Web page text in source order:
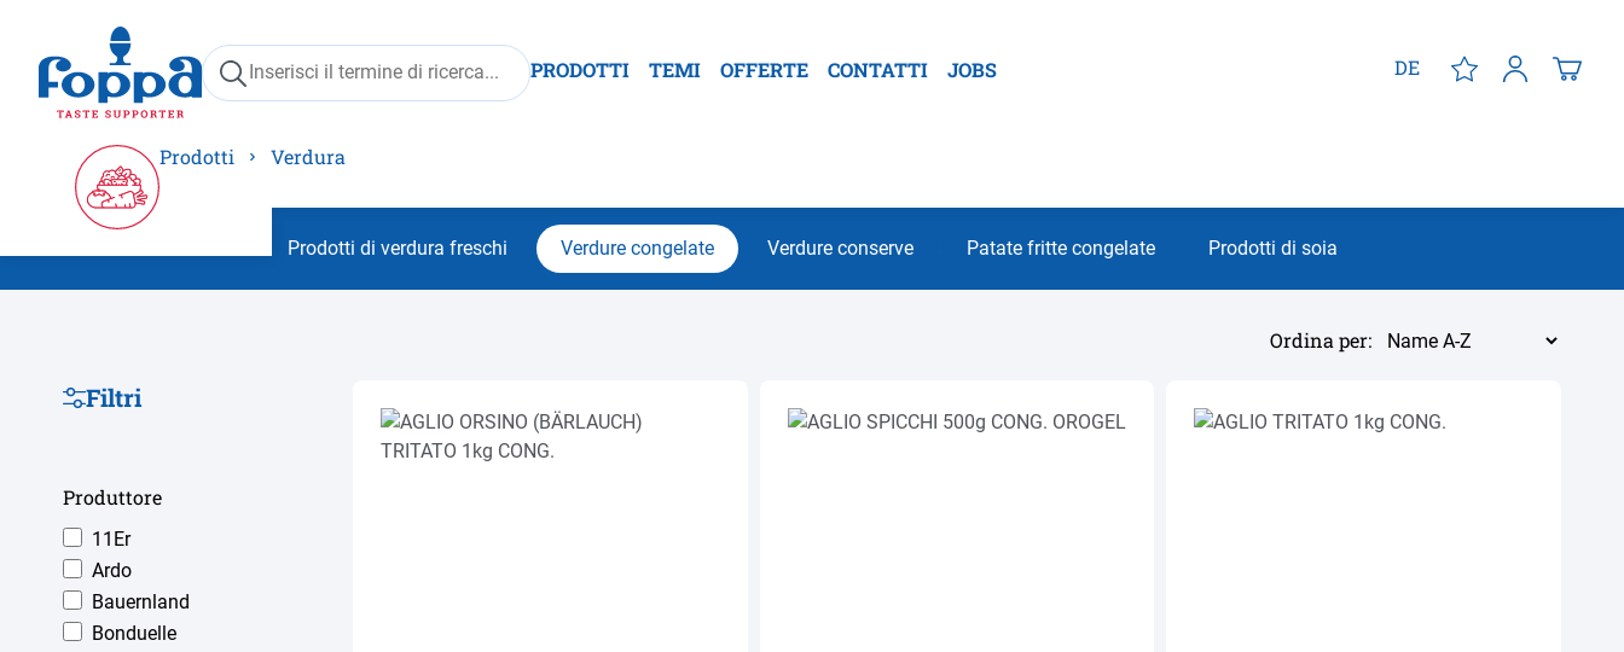
Passa alla navigazione principale
PRODOTTI TEMI OFFERTE CONTATTI JOBS DE
Prodotti Verdura
Prodotti di verdura freschi Verdure congelate Verdure conserve Patate fritte congelate Prodotti di soia
Filtri
Produttore
11Er
Ardo
Bauernland
Bonduelle
Ordina per: